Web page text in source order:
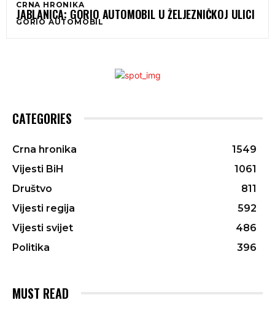
CRNA HRONIKA
JABLANICA: GORIO AUTOMOBIL U ŽELJEZNIČKOJ ULICI
GORIO AUTOMOBIL
CATEGORIES
Crna hronika
1549
Vijesti BiH
1061
Društvo
811
Vijesti regija
592
Vijesti svijet
486
Politika
396
MUST READ